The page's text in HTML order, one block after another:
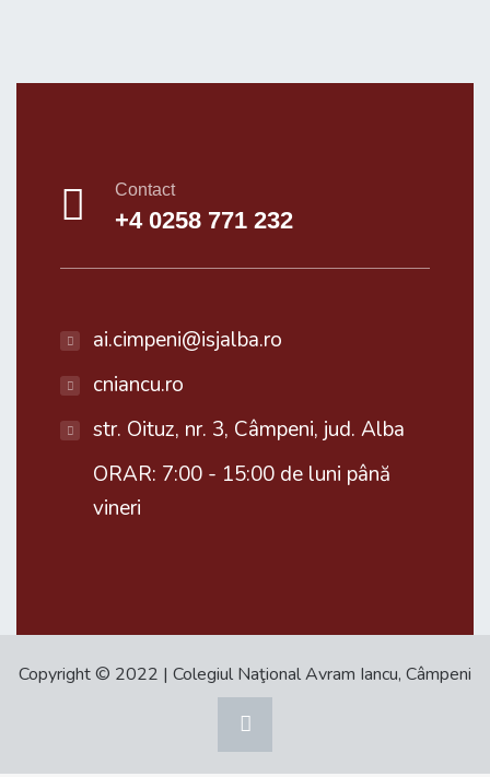
Contact
+4 0258 771 232
ai.cimpeni@isjalba.ro
cniancu.ro
str. Oituz, nr. 3, Câmpeni, jud. Alba
ORAR: 7:00 - 15:00 de luni până
vineri
Copyright © 2022 | Colegiul Naţional Avram Iancu, Câmpeni